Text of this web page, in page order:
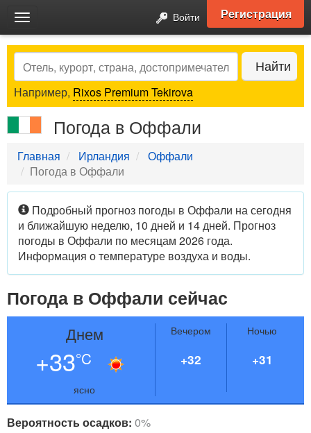
Toggle
navigation
Войти Регистрация
Search Найти
Например, Rixos Premium Tekirova
Погода в Оффали
Главная Ирландия
Оффали
Погода в Оффали
Подробный прогноз погоды в Оффали на сегодня
и ближайшую неделю, 10 дней и 14 дней. Прогноз
погоды в Оффали по месяцам 2026 года.
Информация о температуре воздуха и воды.
Погода в Оффали сейчас
Днем
+33°C
ясно
Вечером
+32
Ночью
+31
Вероятность осадков: 0%